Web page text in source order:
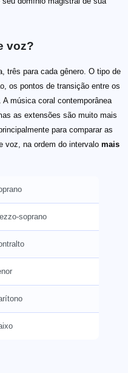
voz?
três para cada gênero. O tipo de
os pontos de transição entre os
música coral contemporânea
as extensões são muito mais
para comparar as
voz, na ordem do intervalo mais
soprano